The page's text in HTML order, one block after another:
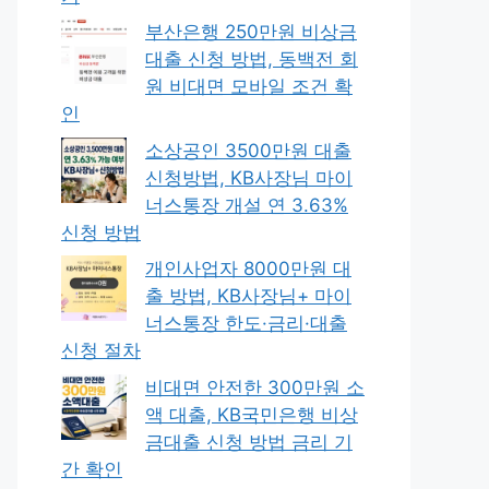
부산은행 250만원 비상금
대출 신청 방법, 동백전 회
원 비대면 모바일 조건 확
인
소상공인 3500만원 대출
신청방법, KB사장님 마이
너스통장 개설 연 3.63%
신청 방법
개인사업자 8000만원 대
출 방법, KB사장님+ 마이
너스통장 한도·금리·대출
신청 절차
비대면 안전한 300만원 소
액 대출, KB국민은행 비상
금대출 신청 방법 금리 기
간 확인